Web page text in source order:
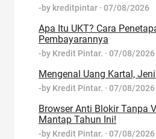
-by kreditpintar · 07/08/2026
Apa Itu UKT? Cara
Pembayarannya
-by Kredit Pintar. · 07/08/2026
Mengenal Uang Kartal,
-by Kredit Pintar. · 07/08/2026
Browser Anti Blokir Tanpa
Mantap Tahun Ini!
-by Kredit Pintar. · 07/08/2026